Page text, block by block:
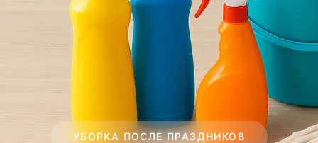
УБОРКА ПОСЛЕ ПРАЗДНИКОВ